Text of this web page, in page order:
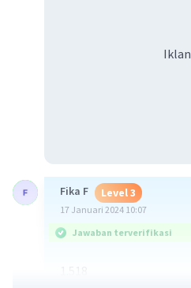
Iklan
Fika F Level 3
17 Januari 2024 10:07
Jawaban terverifikasi